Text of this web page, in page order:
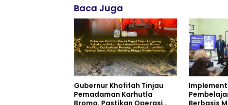
Baca Juga
Gubernur Khofifah Tinjau
Pemadaman Karhutla